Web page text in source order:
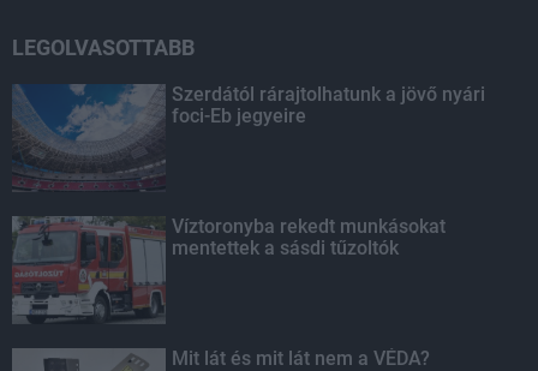
LEGOLVASOTTABB
Szerdától rárajtolhatunk a jövő nyári
foci-Eb jegyeire
Víztoronyba rekedt munkásokat
mentettek a sásdi tűzoltók
Mit lát és mit lát nem a VÉDA?